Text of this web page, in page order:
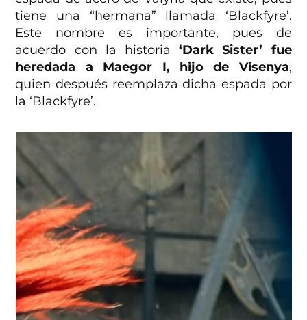
tiene una “hermana” llamada ‘Blackfyre’.
Este nombre es importante, pues de
acuerdo con la historia ‘Dark Sister’ fue
heredada a Maegor I, hijo de Visenya,
quien después reemplaza dicha espada por
la ‘Blackfyre’.